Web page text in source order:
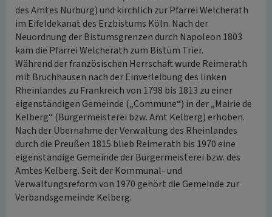
des Amtes Nürburg) und kirchlich zur Pfarrei Welcherath
im Eifeldekanat des Erzbistums Köln. Nach der
Neuordnung der Bistumsgrenzen durch Napoleon 1803
kam die Pfarrei Welcherath zum Bistum Trier.
Während der französischen Herrschaft wurde Reimerath
mit Bruchhausen nach der Einverleibung des linken
Rheinlandes zu Frankreich von 1798 bis 1813 zu einer
eigenständigen Gemeinde („Commune“) in der „Mairie de
Kelberg“ (Bürgermeisterei bzw. Amt Kelberg) erhoben.
Nach der Übernahme der Verwaltung des Rheinlandes
durch die Preußen 1815 blieb Reimerath bis 1970 eine
eigenständige Gemeinde der Bürgermeisterei bzw. des
Amtes Kelberg. Seit der Kommunal- und
Verwaltungsreform von 1970 gehört die Gemeinde zur
Verbandsgemeinde Kelberg.